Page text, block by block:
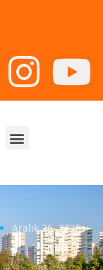
Aralık 26, 2025